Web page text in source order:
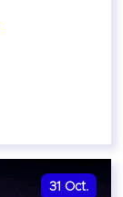
31 Oct.